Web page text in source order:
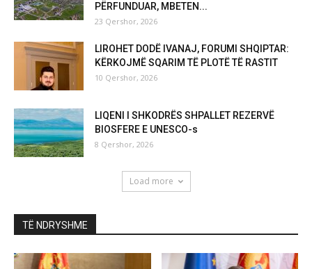
PËRFUNDUAR, MBETEN...
23 Qershor, 2026
LIROHET DODË IVANAJ, FORUMI SHQIPTAR:
KËRKOJMË SQARIM TË PLOTË TË RASTIT
10 Qershor, 2026
LIQENI I SHKODRËS SHPALLET REZERVË
BIOSFERE E UNESCO-s
8 Qershor, 2026
Load more
TË NDRYSHME